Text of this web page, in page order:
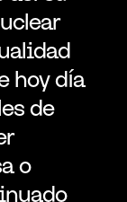
hoy día
de
o